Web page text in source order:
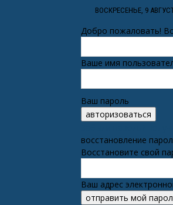
ВОСКРЕСЕНЬЕ, 9
Добро пожаловать!
Ваше имя
Ваш пароль
восстановление
Восстановите свой
Ваш адрес